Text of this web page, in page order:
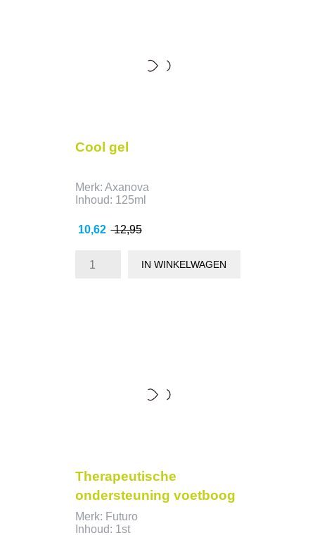
Cool gel
Merk: Axanova
Inhoud: 125ml
Prijs
10,62 Normale
12,95
IN WINKELWAGEN
Therapeutische
ondersteuning voetboog
Merk: Futuro
Inhoud: 1st